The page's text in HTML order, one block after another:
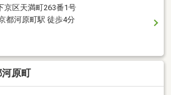
京区天満町263番1号
都河原町駅 徒歩4分
原町